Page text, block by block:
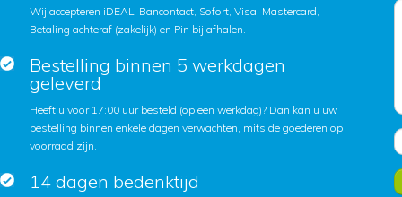
Wij accepteren iDEAL, Bancontact, Sofort, Visa, Mastercard,
Betaling achteraf (zakelijk) en Pin bij afhalen.
Bestelling binnen 5 werkdagen
geleverd
Heeft u voor 17:00 uur besteld (op een werkdag)? Dan kan u uw
bestelling binnen enkele dagen verwachten, mits de goederen op
voorraad zijn.
14 dagen bedenktijd